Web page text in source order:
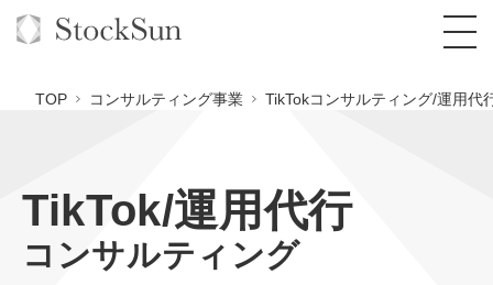
オーダーメイド支援
TOP
BPO支援
TOP コンサルティング事業 TikTokコンサルティング/運用代
TikTok/運用代行
コンサルティング